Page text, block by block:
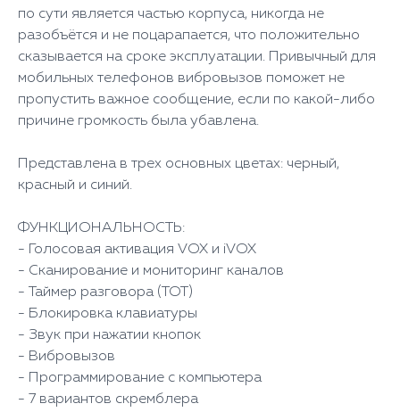
по сути является частью корпуса, никогда не
разобъётся и не поцарапается, что положительно
сказывается на сроке эксплуатации. Привычный для
мобильных телефонов вибровызов поможет не
пропустить важное сообщение, если по какой-либо
причине громкость была убавлена.
Представлена в трех основных цветах: черный,
красный и синий.
ФУНКЦИОНАЛЬНОСТЬ:
- Голосовая активация VOX и iVOX
- Сканирование и мониторинг каналов
- Таймер разговора (TOT)
- Блокировка клавиатуры
- Звук при нажатии кнопок
- Вибровызов
- Программирование с компьютера
- 7 вариантов скремблера